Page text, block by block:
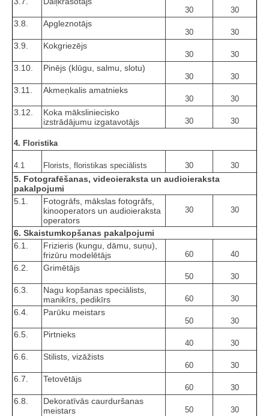
30 30
3.8. Apgleznotājs
30 30
3.9. Kokgriezējs
30 30
3.10. Pinējs (klūgu, salmu, slotu)
30 30
3.11. Akmeņkalis amatnieks
30 30
3.12.
Koka māksliniecisko
izstrādājumu izgatavotājs
30 30
4. Floristika
4.1 Florists, floristikas speciālists 30 30
5. Fotografēšanas, videoieraksta un audioieraksta
pakalpojumi
5.1.
Fotogrāfs, mākslas fotogrāfs,
kinooperators un audioieraksta
operators
30 30
6. Skaistumkopšanas pakalpojumi
6.1.
Frizieris (kungu, dāmu, suņu),
frizūru modelētājs
60 40
6.2. Grimētājs
50 30
6.3.
Nagu kopšanas speciālists,
manikīrs, pedikīrs
60 30
6.4. Parūku meistars
50 30
6.5. Pirtnieks
40 30
6.6. Stilists, vizāžists
60 30
6.7. Tetovētājs
60 30
6.8.
Dekoratīvās caurduršanas
meistars
50 30